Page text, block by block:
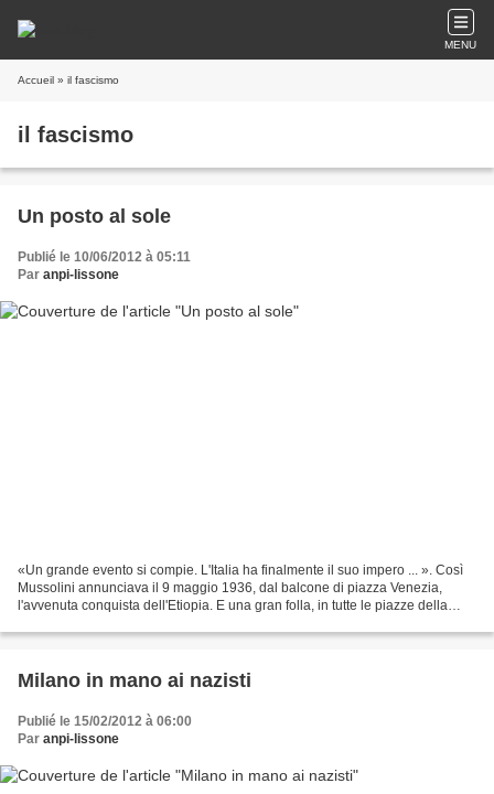
MENU
Accueil » il fascismo
il fascismo
Un posto al sole
Publié le 10/06/2012 à 05:11
Par anpi-lissone
«Un grande evento si compie. L'Italia ha finalmente il suo impero ... ». Così
Mussolini annunciava il 9 maggio 1936, dal balcone di piazza Venezia,
l'avvenuta conquista dell'Etiopia. E una gran folla, in tutte le piazze della
Milano in mano ai nazisti
Publié le 15/02/2012 à 06:00
Par anpi-lissone